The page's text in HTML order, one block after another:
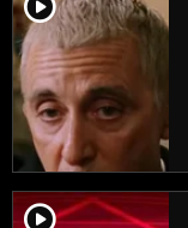
player2